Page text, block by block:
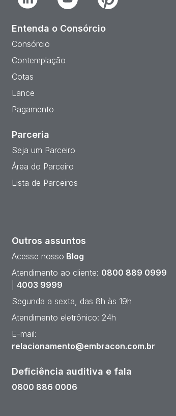
Entenda o Consórcio
Consórcio
Contemplação
Cotas
Lance
Pagamento
Parceria
Seja um Parceiro
Área do Parceiro
Lista de Parceiros
Outros assuntos
Acesse nosso Blog
Atendimento ao cliente: 0800 889 0999
4003 9999
Segunda a sexta, das 8h às 19h
Atendimento eletrônico: 24h
E-mail:
relacionamento@embracon.com.br
Deficiência auditiva e fala
0800 886 0006